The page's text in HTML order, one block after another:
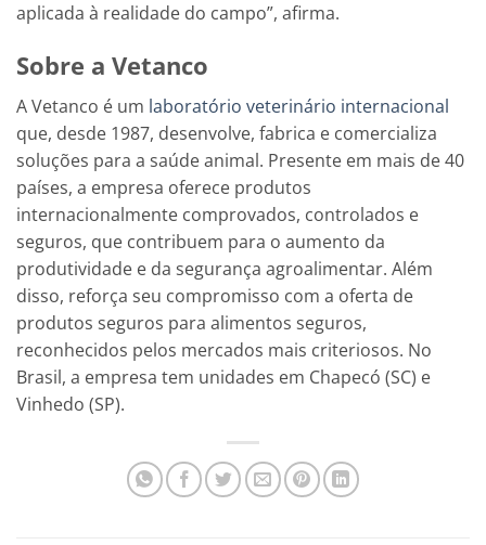
aplicada à realidade do campo”, afirma.
Sobre a Vetanco
A Vetanco é um laboratório veterinário internacional
que, desde 1987, desenvolve, fabrica e comercializa
soluções para a saúde animal. Presente em mais de 40
países, a empresa oferece produtos
internacionalmente comprovados, controlados e
seguros, que contribuem para o aumento da
produtividade e da segurança agroalimentar. Além
disso, reforça seu compromisso com a oferta de
produtos seguros para alimentos seguros,
reconhecidos pelos mercados mais criteriosos. No
Brasil, a empresa tem unidades em Chapecó (SC) e
Vinhedo (SP).